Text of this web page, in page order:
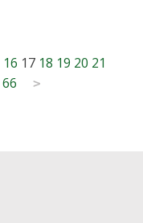
16 17 18 19 20 21
66 >